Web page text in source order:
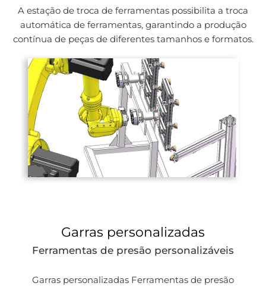
A estação de troca de ferramentas possibilita a troca
automática de ferramentas, garantindo a produção
contínua de peças de diferentes tamanhos e formatos.
Garras personalizadas
Ferramentas de presão personalizáveis
Garras personalizadas Ferramentas de presão